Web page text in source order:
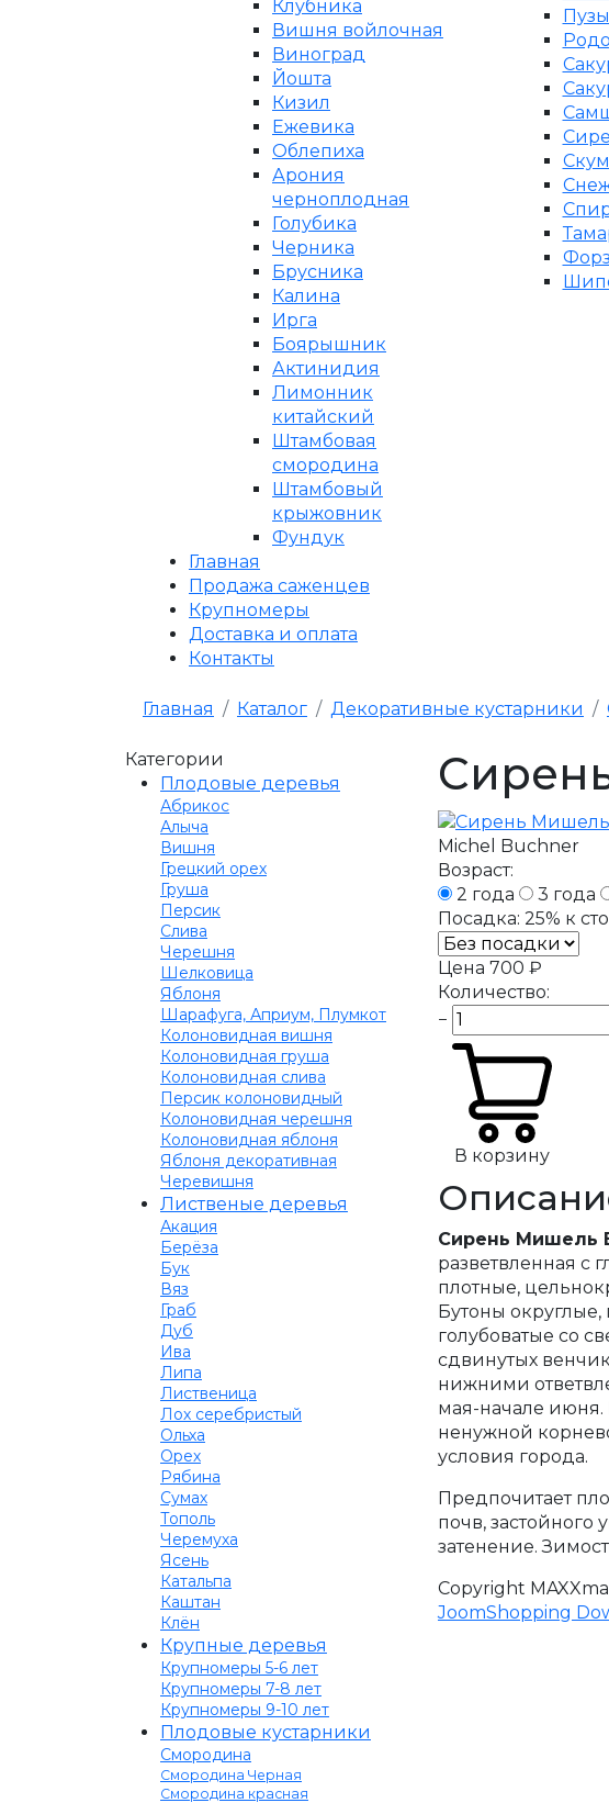
Клубника
Вишня войлочная
Виноград
Йошта
Кизил
Ежевика
Облепиха
Арония
черноплодная
Голубика
Черника
Брусника
Калина
Ирга
Боярышник
Актинидия
Лимонник
китайский
Штамбовая
смородина
Штамбовый
крыжовник
Фундук
Главная
Продажа саженцев
Крупномеры
Доставка и оплата
Контакты
Главная Каталог Декоративные кустарники
Категории
Плодовые деревья
Абрикос
Алыча
Вишня
Грецкий орех
Груша
Персик
Слива
Черешня
Шелковица
Яблоня
Шарафуга, Априум, Плумкот
Колоновидная вишня
Колоновидная груша
Колоновидная слива
Персик колоновидный
Колоновидная черешня
Колоновидная яблоня
Яблоня декоративная
Черевишня
Лиственые деревья
Акация
Берёза
Бук
Вяз
Граб
Дуб
Ива
Липа
Лиственица
Лох серебристый
Ольха
Орех
Рябина
Сумах
Тополь
Черемуха
Ясень
Катальпа
Каштан
Клён
Крупные деревья
Крупномеры 5-6 лет
Крупномеры 7-8 лет
Крупномеры 9-10 лет
Плодовые кустарники
Смородина
Смородина Черная
Смородина красная
Michel Buchner
Возраст:
2 года
3 года
Посадка: 25% к
Цена 700 ₽
Количество:
−
В корзину
Сирень Мишель
разветвленная с
плотные,
Бутоны
голубоватые со
сдвинутых
нижними
мая-начале июня.
ненужной
условия города.
Предпочитает
почв,
затенение.
Copyright
JoomShopping